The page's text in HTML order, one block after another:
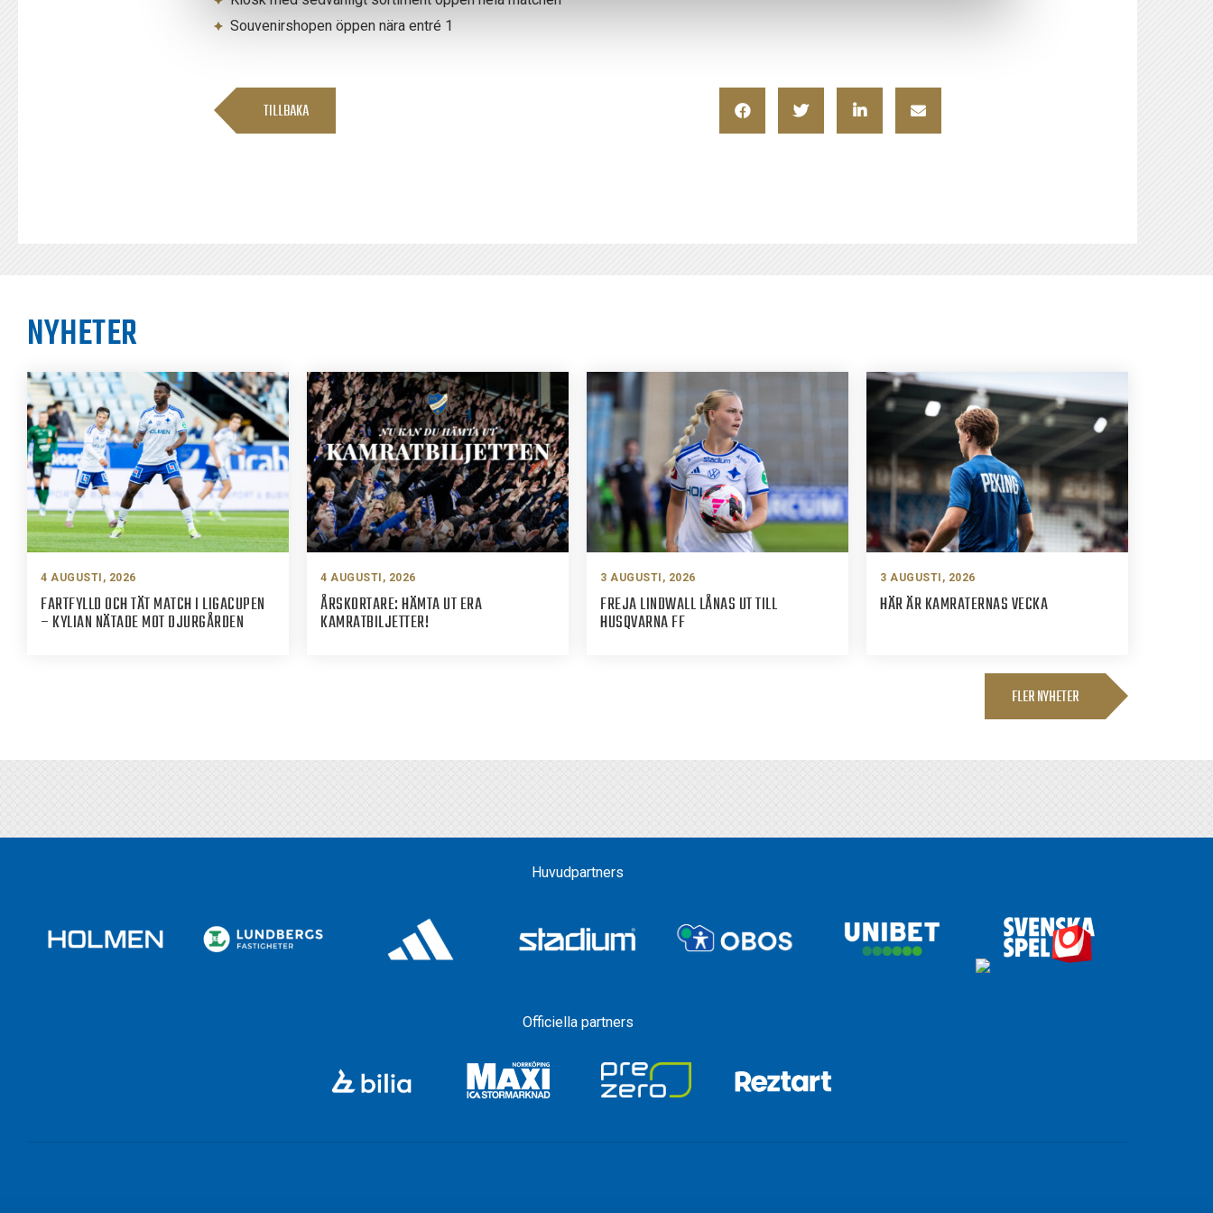
Souvenirshopen öppen nära entré 1
TILLBAKA
NYHETER
4 AUGUSTI, 2026
FARTFYLLD OCH TÄT MATCH I LIGACUPEN
– KYLIAN NÄTADE MOT DJURGÅRDEN
4 AUGUSTI, 2026
ÅRSKORTARE: HÄMTA UT ERA
KAMRATBILJETTER!
3 AUGUSTI, 2026
FREJA LINDWALL LÅNAS UT TILL
HUSQVARNA FF
3 AUGUSTI, 2026
HÄR ÄR KAMRATERNAS VECKA
FLER NYHETER
Huvudpartners
Officiella partners